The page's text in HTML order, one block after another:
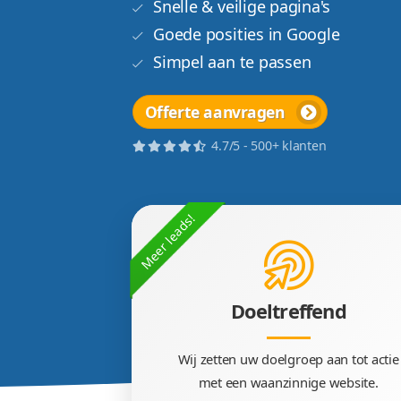
Doeltreffend design
Snelle & veilige
Goede posities in
Offerte aanvragen
4.7/5 - 500+ klanten
Meer leads!